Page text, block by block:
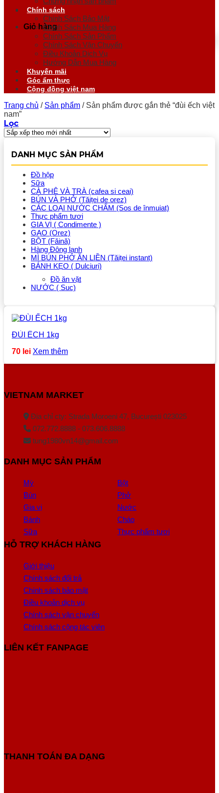
Giỏ hàng
Chính sách
Chính Sách Bảo Mật
Chính Sách Mua Hàng
Chính Sách Sản Phẩm
Chính Sách Vận Chuyển
Điều Khoản Dịch Vụ
Hướng Dẫn Mua Hàng
Khuyến mãi
Góc ẩm thực
Cộng đồng việt nam
Trang chủ / Sản phẩm /Sản phẩm được gắn thẻ “đùi ếch việt
nam”
Lọc
DANH MỤC SẢN PHẨM
Đồ hộp
Sữa
CÀ PHÊ VÀ TRÀ (cafea si ceai)
BÚN VÀ PHỞ (Tăiței de orez)
CÁC LOẠI NƯỚC CHẤM (Sos de înmuiat)
Thực phẩm tươi
GIA VỊ ( Condimente )
GẠO (Orez)
BỘT (Făină)
Hàng Đông lạnh
MÌ BÚN PHỞ ĂN LIỀN (Tăiței instant)
BÁNH KẸO ( Dulciuri)
Đồ ăn vặt
NƯỚC ( Suc)
ĐÙI ẾCH 1kg
70 lei Xem thêm
VIETNAM MARKET
Địa chỉ cty: Strada Moroeni 47, București 023025
072.772.8888 - 073.606.8888
tung1980vn14@gmail.com
DANH MỤC SẢN PHẨM
Mỳ
Bột
Bún
Phở
Gia vị
Nước
Bánh
Cháo
Sữa
Thực phẩm tươi
HỖ TRỢ KHÁCH HÀNG
Giới thiệu
Chính sách đổi trả
Chính sách bảo mật
Điều khoản dịch vụ
Chính sách vận chuyển
Chính sách cộng tác viên
LIÊN KẾT FANPAGE
THANH TOÁN ĐA DẠNG